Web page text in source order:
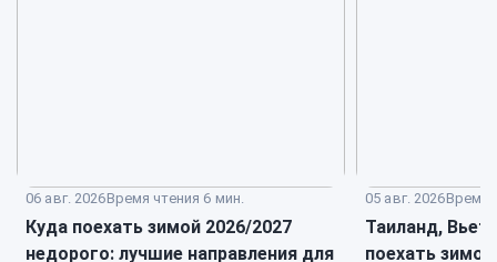
06 авг. 2026Время чтения 6 мин.
Куда поехать зимой 2026/2027
недорого: лучшие направления для
05 авг. 2026Время
Таиланд,
поехать зимой